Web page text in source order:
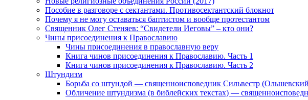
Пособие в разговоре с сектантами. Противосектантский блокнот
Почему я не могу оставаться баптистом и вообще протестантом
Священник Олег Стеняев: “Свидетели Иеговы” – кто они?
Чины присоединения к Православию
Чины присоединения в православную веру
Книга чинов присоединения к Православию. Часть 1
Книга чинов присоединения к Православию. Часть 2
Штундизм
Борьба со штундой — священноисповедник Сильвестр
Обличение штундизма (в библейских текстах) —